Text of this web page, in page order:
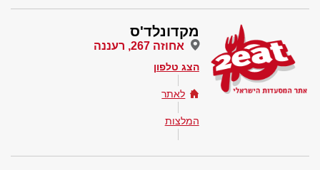
מקדונלד'ס
אחוזה 267, רעננה
הצג טלפון
לאתר
המלצות